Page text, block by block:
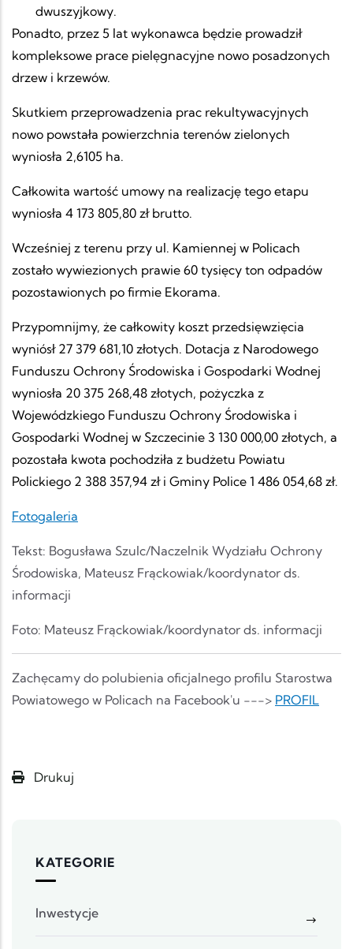
dwuszyjkowy.
Ponadto, przez 5 lat wykonawca będzie prowadził
kompleksowe prace pielęgnacyjne nowo posadzonych
drzew i krzewów.
Skutkiem przeprowadzenia prac rekultywacyjnych
nowo powstała powierzchnia terenów zielonych
wyniosła 2,6105 ha.
Całkowita wartość umowy na realizację tego etapu
wyniosła 4 173 805,80 zł brutto.
Wcześniej z terenu przy ul. Kamiennej w Policach
zostało wywiezionych prawie 60 tysięcy ton odpadów
pozostawionych po firmie Ekorama.
Przypomnijmy, że całkowity koszt przedsięwzięcia
wyniósł 27 379 681,10 złotych. Dotacja z Narodowego
Funduszu Ochrony Środowiska i Gospodarki Wodnej
wyniosła 20 375 268,48 złotych, pożyczka z
Wojewódzkiego Funduszu Ochrony Środowiska i
Gospodarki Wodnej w Szczecinie 3 130 000,00 złotych, a
pozostała kwota pochodziła z budżetu Powiatu
Polickiego 2 388 357,94 złi Gminy Police 1 486 054,68 zł.
Fotogaleria
Tekst: Bogusława Szulc/Naczelnik Wydziału Ochrony
Środowiska, Mateusz Frąckowiak/koordynator ds.
informacji
Foto: Mateusz Frąckowiak/koordynator ds. informacji
Zachęcamy do polubienia oficjalnego profilu Starostwa
Powiatowego w Policach na Facebook'u ---> PROFIL
Drukuj
KATEGORIE
Inwestycje